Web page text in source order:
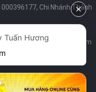
Chi Nhánh Thành
Tuấn Hương